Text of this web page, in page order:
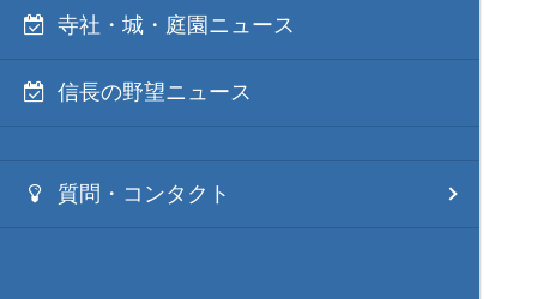
寺社・城・庭園ニュース
信長の野望ニュース
質問・コンタクト